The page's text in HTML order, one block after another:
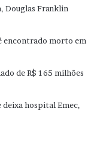
Douglas Franklin
encontrado morto em
de R$ 165 milhões
deixa hospital Emec,